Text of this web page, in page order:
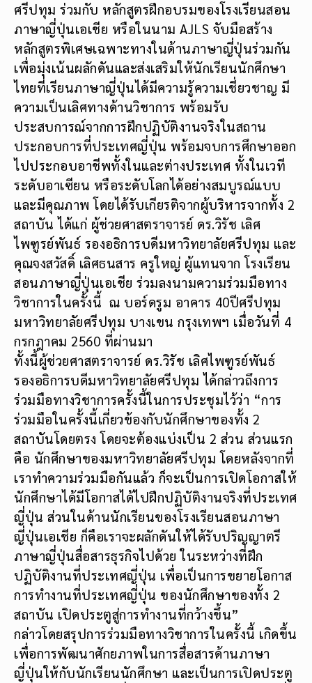
ศรีปทุม ร่วมกับ หลักสูตรฝึกอบรมของโรงเรียนสอน
ภาษาญี่ปุ่นเอเชีย หรือในนาม AJLS จับมือสร้าง
หลักสูตรพิเศษเฉพาะทางในด้านภาษาญี่ปุ่นร่วมกัน
เพื่อมุ่งเน้นผลักดันและส่งเสริมให้นักเรียนนักศึกษา
ไทยที่เรียนภาษาญี่ปุ่นได้มีความรู้ความเชี่ยวชาญ มี
ความเป็นเลิศทางด้านวิชาการ พร้อมรับ
ประสบการณ์จากการฝึกปฏิบัติงานจริงในสถาน
ประกอบการที่ประเทศญี่ปุ่น พร้อมจบการศึกษาออก
ไปประกอบอาชีพทั้งในและต่างประเทศ ทั้งในเวที
ระดับอาเซียน หรือระดับโลกได้อย่างสมบูรณ์แบบ
และมีคุณภาพ โดยได้รับเกียรติจากผู้บริหารจากทั้ง 2
สถาบัน ได้แก่ ผู้ช่วยศาสตราจารย์ ดร.วิรัช เลิศ
ไพฑูรย์พันธ์ รองอธิการบดีมหาวิทยาลัยศรีปทุม และ
คุณจงสวัสดิ์ เลิศธนสาร ครูใหญ่ ผู้แทนจาก โรงเรียน
สอนภาษาญี่ปุ่นเอเชีย ร่วมลงนามความร่วมมือทาง
วิชาการในครั้งนี้ ณ บอร์ดรูม อาคาร 40ปีศรีปทุม
มหาวิทยาลัยศรีปทุม บางเขน กรุงเทพฯ เมื่อวันที่ 4
กรกฎาคม 2560 ที่ผ่านมา
ทั้งนี้ผู้ช่วยศาสตราจารย์ ดร.วิรัช เลิศไพฑูรย์พันธ์
รองอธิการบดีมหาวิทยาลัยศรีปทุม ได้กล่าวถึงการ
ร่วมมือทางวิชาการครั้งนี้ในการประชุมไว้ว่า “การ
ร่วมมือในครั้งนี้เกี่ยวข้องกับนักศึกษาของทั้ง 2
สถาบันโดยตรง โดยจะต้องแบ่งเป็น 2 ส่วน ส่วนแรก
คือ นักศึกษาของมหาวิทยาลัยศรีปทุม โดยหลังจากที่
เราทำความร่วมมือกันแล้ว ก็จะเป็นการเปิดโอกาสให้
นักศึกษาได้มีโอกาสได้ไปฝึกปฏิบัติงานจริงที่ประเทศ
ญี่ปุ่น ส่วนในด้านนักเรียนของโรงเรียนสอนภาษา
ญี่ปุ่นเอเชีย ก็คือเราจะผลักดันให้ได้รับปริญญาตรี
ภาษาญี่ปุ่นสื่อสารธุรกิจไปด้วย ในระหว่างที่ฝึก
ปฏิบัติงานที่ประเทศญี่ปุ่น เพื่อเป็นการขยายโอกาส
การทำงานที่ประเทศญี่ปุ่น ของนักศึกษาของทั้ง 2
สถาบัน เปิดประตูสู่การทำงานที่กว้างขึ้น”
กล่าวโดยสรุปการร่วมมือทางวิชาการในครั้งนี้ เกิดขึ้น
เพื่อการพัฒนาศักยภาพในการสื่อสารด้านภาษา
ญี่ปุ่นให้กับนักเรียนนักศึกษา และเป็นการเปิดประตู